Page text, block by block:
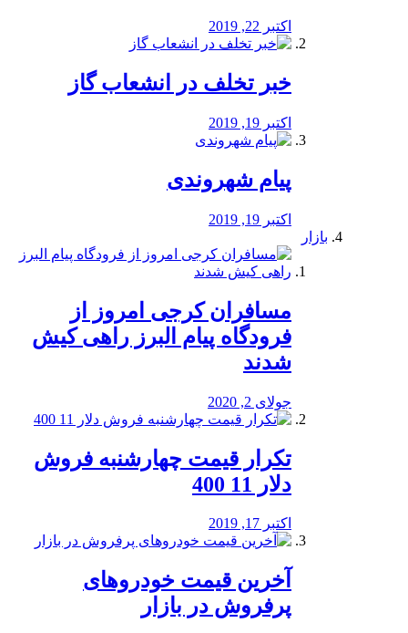
اکتبر 22, 2019
خبر تخلف در انشعاب گاز
اکتبر 19, 2019
پیام شهروندی
اکتبر 19, 2019
بازار
مسافران کرجی امروز از
فرودگاه پیام البرز راهی کیش
شدند
جولای 2, 2020
تکرار قیمت چهارشنبه فروش
دلار 11 400
اکتبر 17, 2019
آخرین قیمت خودرو‌های
پرفروش در بازار